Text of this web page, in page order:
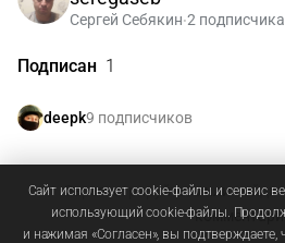
Сергей Себякин•2 подписчика
Подписан 1
deepk9 подписчиков
Зарегистрируйтесьили
Сайт использует cookie-файлы и сервис
использующий cookie-файлы.
и нажимая «Согласен», вы